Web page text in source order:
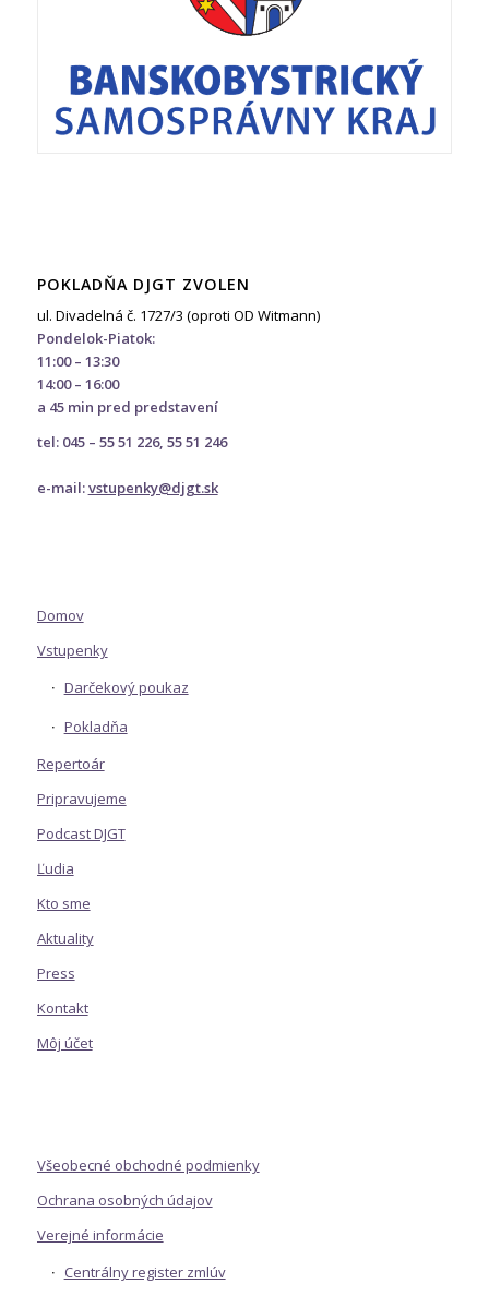
POKLADŇA DJGT ZVOLEN
ul. Divadelná č. 1727/3 (oproti OD Witmann)
Pondelok-Piatok:
11:00 – 13:30
14:00 – 16:00
a 45 min pred predstavení
tel: 045 – 55 51 226, 55 51 246
e-mail:vstupenky@djgt.sk
Domov
Vstupenky
Darčekový poukaz
Pokladňa
Repertoár
Pripravujeme
Podcast DJGT
Ľudia
Kto sme
Aktuality
Press
Kontakt
Môj účet
Všeobecné obchodné podmienky
Ochrana osobných údajov
Verejné informácie
Centrálny register zmlúv